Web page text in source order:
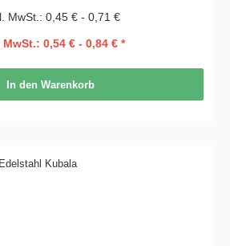
MwSt.: 0,45 € - 0,71 €
0,54 € - 0,84 € *
In den Warenkorb